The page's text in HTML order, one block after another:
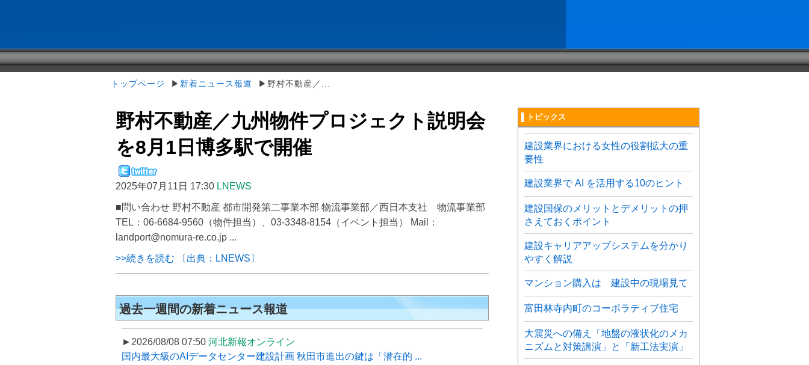
トップページ ▶ 新着ニュース報道 ▶野村不動産／...
野村不動産／九州物件プロジェクト説明会
を8月1日博多駅で開催
2025年07月11日 17:30 LNEWS
■問い合わせ 野村不動産 都市開発第二事業本部 物流事業部／西日本支社 物流事業部
TEL：06-6684-9560（物件担当）、03-3348-8154（イベント担当） Mail：
landport@nomura-re.co.jp ...
>>続きを読む 〔出典：LNEWS〕
過去一週間の新着ニュース報道
►2026/08/08 07:50 河北新報オンライン
国内最大級のAIデータセンター建設計画 秋田市進出の鍵は「潜在的 ...
▌トピックス
建設業界における女性の役割拡大の重
要性
建設業界で AI を活用する10のヒント
建設国保のメリットとデメリットの押
さえておくポイント
建設キャリアアップシステムを分かり
やすく解説
マンション購入は 建設中の現場見て
富田林寺内町のコーポラティブ住宅
大震災への備え「地盤の液状化のメカ
ニズムと対策講演」と「新工法実演」